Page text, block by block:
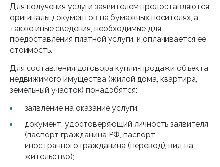
Для получения услуги заявителем предоставляются
оригиналы документов на бумажных носителях, а
также иные сведения, необходимые для
предоставления платной услуги, и оплачивается ее
стоимость.
Для составления договора купли-продажи объекта
недвижимого имущества (жилой дома, квартира,
земельный участок) понадобятся:
заявление на оказание услуги;
документ, удостоверяющий личность заявителя
(паспорт гражданина РФ, паспорт
иностранного гражданина (перевод), вид на
жительство);